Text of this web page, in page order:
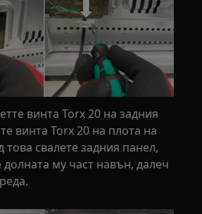
винта Torx 20 на задния
винта Torx 20 на плота на
това свалете задния панел,
долната му част навън, далеч